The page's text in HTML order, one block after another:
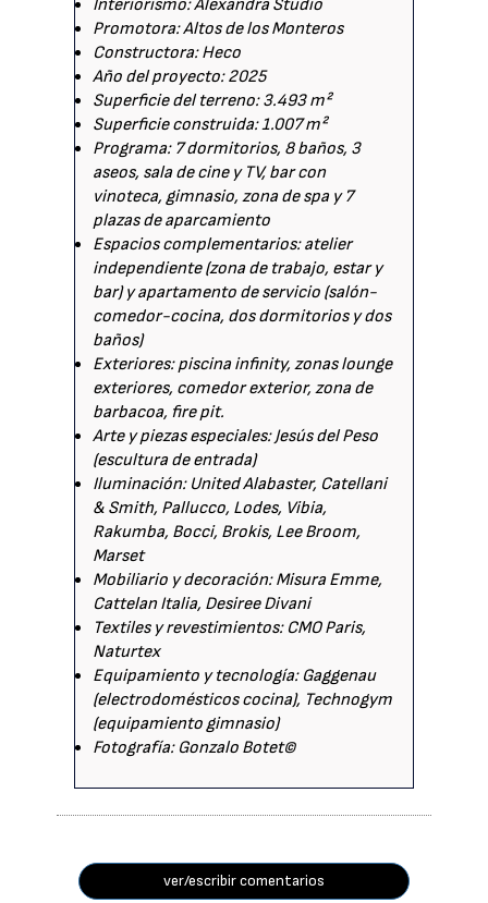
Interiorismo: Alexandra Studio
Promotora: Altos de los Monteros
Constructora: Heco
Año del proyecto: 2025
Superficie del terreno: 3.493 m²
Superficie construida: 1.007 m²
Programa: 7 dormitorios, 8 baños, 3
aseos, sala de cine y TV, bar con
vinoteca, gimnasio, zona de spa y 7
plazas de aparcamiento
Espacios complementarios: atelier
independiente (zona de trabajo, estar y
bar) y apartamento de servicio (salón-
comedor-cocina, dos dormitorios y dos
baños)
Exteriores: piscina infinity, zonas lounge
exteriores, comedor exterior, zona de
barbacoa, fire pit.
Arte y piezas especiales: Jesús del Peso
(escultura de entrada)
Iluminación: United Alabaster, Catellani
& Smith, Pallucco, Lodes, Vibia,
Rakumba, Bocci, Brokis, Lee Broom,
Marset
Mobiliario y decoración: Misura Emme,
Cattelan Italia, Desiree Divani
Textiles y revestimientos: CMO Paris,
Naturtex
Equipamiento y tecnología: Gaggenau
(electrodomésticos cocina), Technogym
(equipamiento gimnasio)
Fotografía: Gonzalo Botet©
ver/escribir comentarios